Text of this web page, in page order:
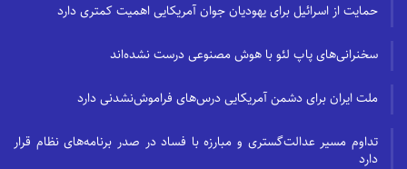
حمایت از اسرائیل برای یهودیان جوان آمریکایی اهمیت کمتری دارد
سخنرانی‌های پاپ لئو با هوش مصنوعی درست نشده‌اند
ملت ایران برای دشمن آمریکایی درس‌های فراموش‌نشدنی دارد
تداوم مسیر عدالت‌گستری و مبارزه با فساد در صدر برنامه‌های نظام قرار
دارد